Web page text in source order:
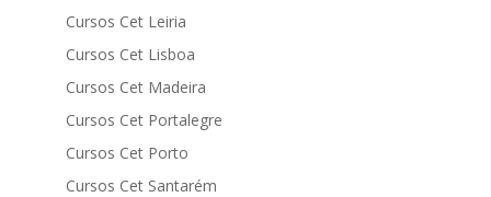
Cursos Cet Leiria
Cursos Cet Lisboa
Cursos Cet Madeira
Cursos Cet Portalegre
Cursos Cet Porto
Cursos Cet Santarém